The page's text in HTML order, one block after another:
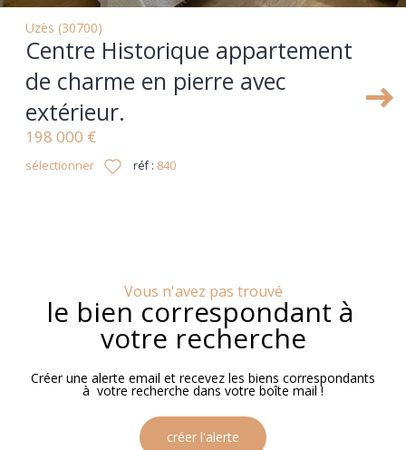
Uzès (30700)
Centre Historique appartement
de charme en pierre avec
extérieur.
198 000 €
sélectionner réf : 840
Vous n'avez pas trouvé
le bien correspondant à
votre recherche
Créer une alerte email et recevez les biens correspondants
à votre recherche dans votre boîte mail !
créer l'alerte